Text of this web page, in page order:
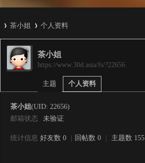
茶小姐 个人资料
茶小姐
https://www.30d.asia/fs/?22656
主题 个人资料
茶小姐(UID: 22656)
邮箱状态
未验证
统计信息 好友数 0 回帖数 0 主题数 155